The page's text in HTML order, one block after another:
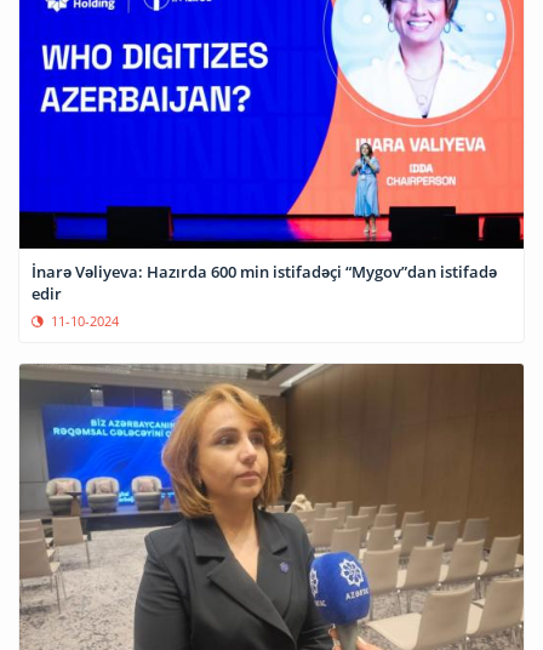
İnarə Vəliyeva: Hazırda 600 min istifadəçi “Mygov”dan istifadə
edir
11-10-2024